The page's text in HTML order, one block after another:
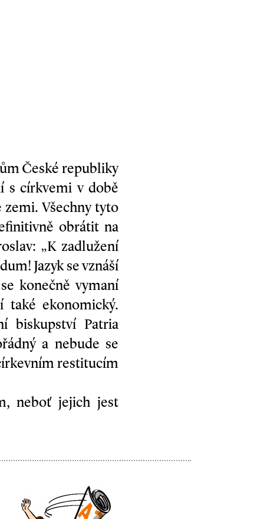
České republiky
s církvemi v době
Všechny tyto
obrátit na
„K zadlužení
Jazyk se vznáší
konečně vymaní
ekonomický.
biskupství Patria
a nebude se
restitucím
neboť jejich jest